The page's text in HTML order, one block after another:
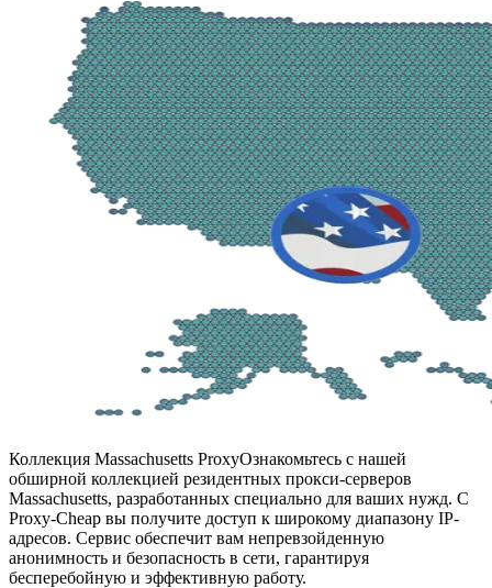
Коллекция Massachusetts ProxyОзнакомьтесь с нашей
обширной коллекцией резидентных прокси-серверов
Massachusetts, разработанных специально для ваших нужд. С
Proxy-Cheap вы получите доступ к широкому диапазону IP-
адресов. Сервис обеспечит вам непревзойденную
анонимность и безопасность в сети, гарантируя
бесперебойную и эффективную работу.